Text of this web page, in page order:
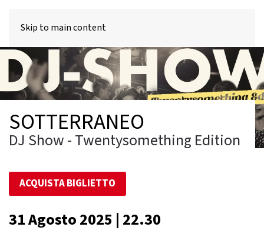
Skip to main content
SOTTERRANEO
DJ Show - Twentysomething Edition
ACQUISTA BIGLIETTO
31 Agosto 2025 | 22.30